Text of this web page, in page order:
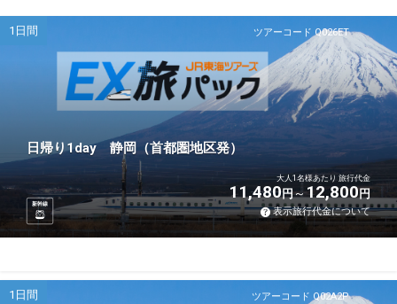
ツアーコード Q026ET
1日間
日帰り1day 静岡（首都圏地区発）
新幹線
大人1名様あたり 旅行代金
11,480円 12,800円
表示旅行代金について
ツアーコード Q02A2P
1日間